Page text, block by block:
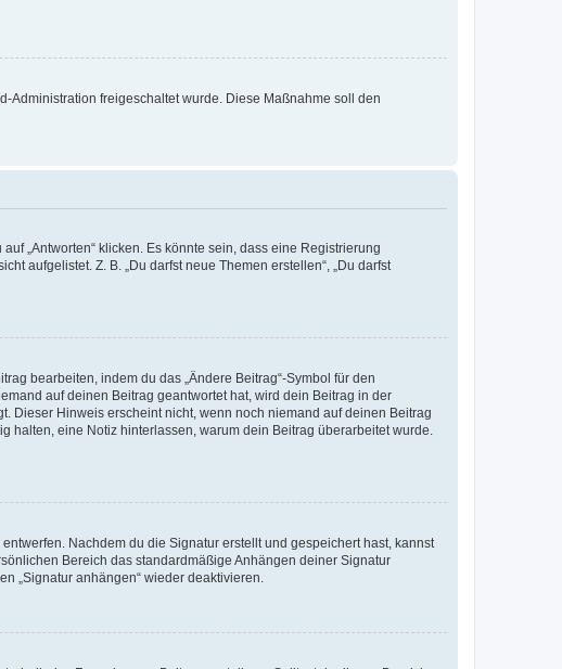
Administration freigeschaltet wurde. Diese Maßnahme soll den
„Antworten“ klicken. Es könnte sein, dass eine Registrierung
aufgelistet. Z. B. „Du darfst neue Themen erstellen“, „Du darfst
bearbeiten, indem du das „Ändere Beitrag“-Symbol für den
auf deinen Beitrag geantwortet hat, wird dein Beitrag in der
Dieser Hinweis erscheint nicht, wenn noch niemand auf deinen Beitrag
halten, eine Notiz hinterlassen, warum dein Beitrag überarbeitet wurde.
Nachdem du die Signatur erstellt und gespeichert hast, kannst
Bereich das standardmäßige Anhängen deiner Signatur
„Signatur anhängen“ wieder deaktivieren.